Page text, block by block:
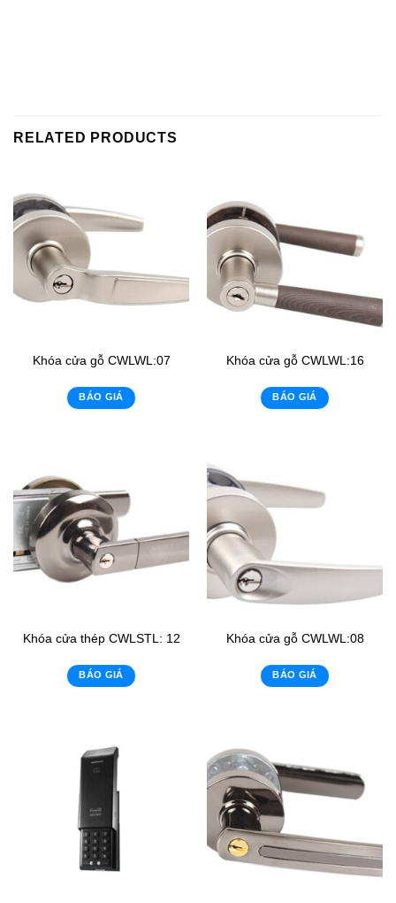
RELATED PRODUCTS
Khóa cửa gỗ CWLWL:07
BÁO GIÁ
Khóa cửa gỗ CWLWL:16
BÁO GIÁ
Khóa cửa thép CWLSTL: 12
BÁO GIÁ
Khóa cửa gỗ CWLWL:08
BÁO GIÁ